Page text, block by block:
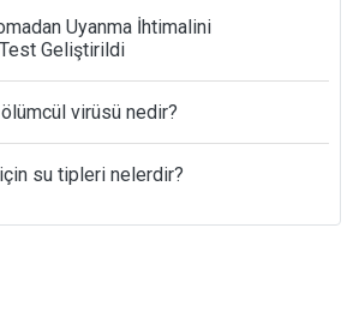
Uyanma İhtimalini
Geliştirildi
ölümcül virüsü nedir?
su tipleri nelerdir?